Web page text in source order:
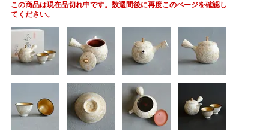
この商品は現在品切れ中です。数週間後に再度このページを確認し
てください。